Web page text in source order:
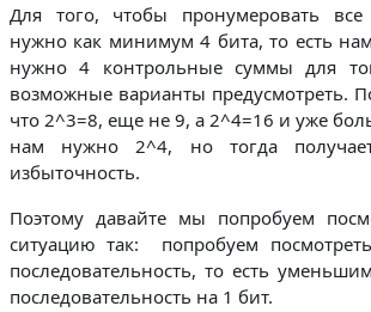
Для того, чтобы пронумеровать
нужно как минимум 4 бита, то есть
нужно 4 контрольные суммы для
возможные варианты предусмотреть.
что 2^3=8, еще не 9, а 2^4=16 и уже
нам нужно 2^4, но тогда
избыточность.
Поэтому давайте мы попробуем
ситуацию так: попробуем
последовательность, то есть
последовательность на 1 бит.